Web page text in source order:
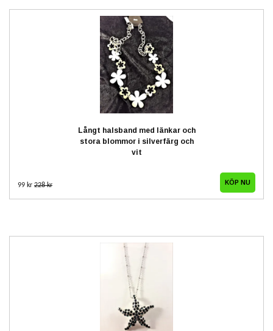
Långt halsband med länkar och
stora blommor i silverfärg och
vit
99 kr 228 kr